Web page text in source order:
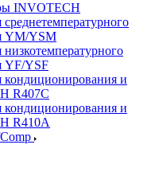
INVOTECH
среднетемпературного
YM/YSM
низкотемпературного
YF/YSF
кондиционирования и
R407C
кондиционирования и
R410A